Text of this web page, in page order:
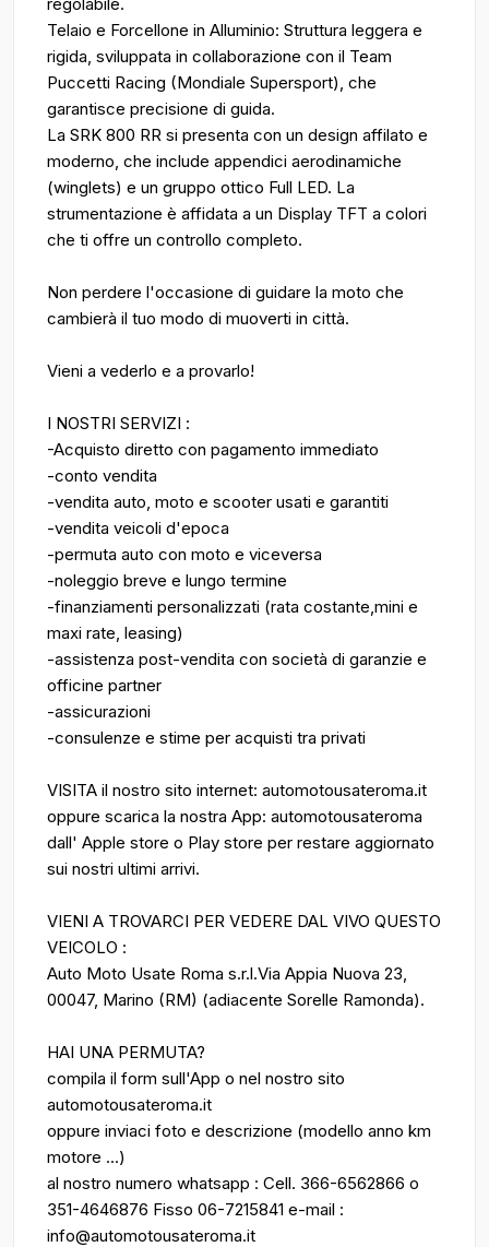
Telaio e Forcellone in Alluminio: Struttura leggera e
rigida, sviluppata in collaborazione con il Team
Puccetti Racing (Mondiale Supersport), che
garantisce precisione di guida.
La SRK 800 RR si presenta con un design affilato e
moderno, che include appendici aerodinamiche
(winglets) e un gruppo ottico Full LED. La
strumentazione è affidata a un Display TFT a colori
che ti offre un controllo completo.
Non perdere l'occasione di guidare la moto che
cambierà il tuo modo di muoverti in città.
Vieni a vederlo e a provarlo!
I NOSTRI SERVIZI :
-Acquisto diretto con pagamento immediato
-conto vendita
-vendita auto, moto e scooter usati e garantiti
-vendita veicoli d'epoca
-permuta auto con moto e viceversa
-noleggio breve e lungo termine
-finanziamenti personalizzati (rata costante,mini e
maxi rate, leasing)
-assistenza post-vendita con società di garanzie e
officine partner
-assicurazioni
-consulenze e stime per acquisti tra privati
VISITA il nostro sito internet: automotousateroma.it
oppure scarica la nostra App: automotousateroma
dall' Apple store o Play store per restare aggiornato
sui nostri ultimi arrivi.
VIENI A TROVARCI PER VEDERE DAL VIVO QUESTO
VEICOLO :
Auto Moto Usate Roma s.r.l.Via Appia Nuova 23,
00047, Marino (RM) (adiacente Sorelle Ramonda).
HAI UNA PERMUTA?
compila il form sull'App o nel nostro sito
automotousateroma.it
oppure inviaci foto e descrizione (modello anno km
motore ...)
al nostro numero whatsapp : Cell. 366-6562866 o
351-4646876 Fisso 06-7215841 e-mail :
info@automotousateroma.it